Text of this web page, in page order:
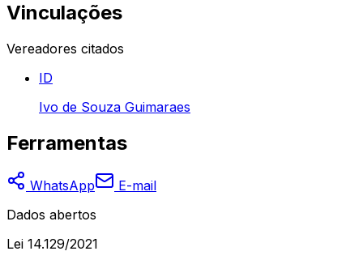
Vinculações
Vereadores citados
ID
Ivo de Souza Guimaraes
Ferramentas
WhatsApp
E-mail
Dados abertos
Lei 14.129/2021